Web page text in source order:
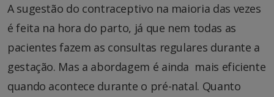
A sugestão do contraceptivo na maioria das vezes
é feita na hora do parto, já que nem todas as
pacientes fazem as consultas regulares durante a
gestação. Mas a abordagem é ainda mais eficiente
quando acontece durante o pré-natal. Quanto